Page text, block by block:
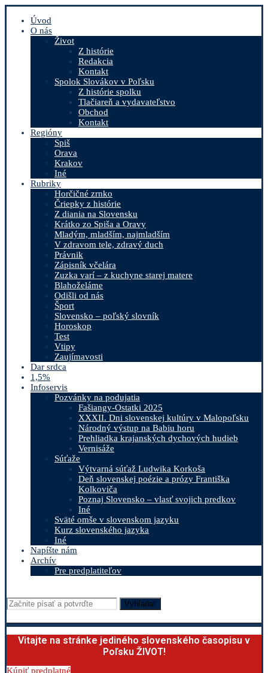
Úvod
O nás
Život
Z histórie
Redakcia
Kontakt
Spolok Slovákov v Poľsku
Z histórie spolku
Tlačiareň a vydavateľstvo
Obchod
Kontakt
Regióny
Spiš
Orava
Krakov
Iné
Rubriky
Horčičné zrnko
Čriepky z histórie
Z diania na Slovensku
Krátko zo Spiša a Oravy
Mladým, mladším, najmladším
V zdravom tele, zdravý duch
Právnik
Zápisník včelára
Zuzka varí – z kuchyne starej matere
Blahoželáme
Odišli od nás
Šport
Slovensko – poľský slovník
Horoskop
Test
Vtipy
Zaujímavosti
Dar srdca
1,5%
Infoservis
Pozvánky na podujatia
Fašiangy-Ostatki 2025
XXXII. Dni slovenskej kultúry v Malopoľsku
Národný výstup na Babiu horu
Prehliadka krajanských dychových hudieb
Vernisáže
Súťaže
Výtvarná súťaž Ludwika Korkoša
Deň slovenskej poézie a prózy Františka
Kolkoviča
Poznaj Slovensko – vlasť svojich predkov
Iné
Sväté omše v slovenskom jazyku
Kurz slovenského jazyka
Iné
Napíšte nám
Archív
Pre predplatiteľov
Vyhľadať
Vitajte na stránke jediného slovenského časopisu v
Poľsku ŽIVOT!
Kúpiť predplatné